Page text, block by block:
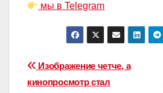
мы в Telegram
Навигация
Изображение четче, а
кинопросмотр стал